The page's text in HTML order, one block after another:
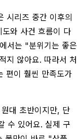
시리즈 중간 이후의
와 사건 흐름이 다
서는 "분위기는 좋은
지 않아요. 따라서 처
편이 훨씬 만족도가
대 초반이지만, 단
수 있어요. 실제 구